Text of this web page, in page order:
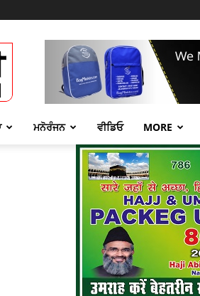
ਮਨੋਰੰਜਨ ਵੀਡਿਓ MORE